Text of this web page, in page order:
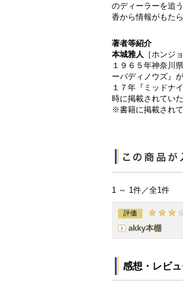
のディーラーを追
香から情報がもた
著者等紹介
本城雅人
［ホンジ
１９６５年神奈川
ーバディノウズ』
１７年『ミッドナ
時に掲載されていた
※書籍に掲載され
1 ～ 1件／全1件
評価
akky本棚
感想・レビ